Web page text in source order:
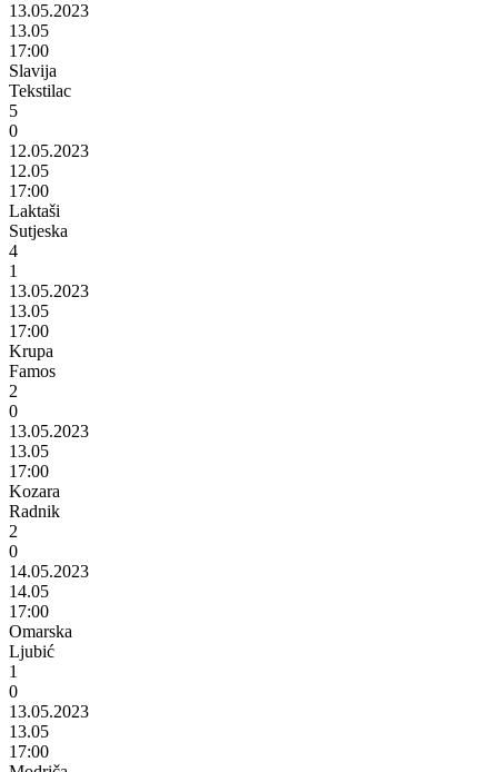
13.05.2023
13.05
17:00
Slavija
Tekstilac
5
0
12.05.2023
12.05
17:00
Laktaši
Sutjeska
4
1
13.05.2023
13.05
17:00
Krupa
Famos
2
0
13.05.2023
13.05
17:00
Kozara
Radnik
2
0
14.05.2023
14.05
17:00
Omarska
Ljubić
1
0
13.05.2023
13.05
17:00